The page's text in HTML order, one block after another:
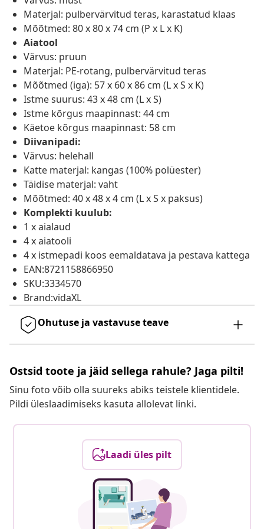
Materjal: pulbervärvitud teras, karastatud klaas
Mõõtmed: 80 x 80 x 74 cm (P x L x K)
Aiatool
Värvus: pruun
Materjal: PE-rotang, pulbervärvitud teras
Mõõtmed (iga): 57 x 60 x 86 cm (L x S x K)
Istme suurus: 43 x 48 cm (L x S)
Istme kõrgus maapinnast: 44 cm
Käetoe kõrgus maapinnast: 58 cm
Diivanipadi:
Värvus: helehall
Katte materjal: kangas (100% polüester)
Täidise materjal: vaht
Mõõtmed: 40 x 48 x 4 cm (L x S x paksus)
Komplekti kuulub:
1 x aialaud
4 x aiatooli
4 x istmepadi koos eemaldatava ja pestava kattega
EAN:8721158866950
SKU:3334570
Brand:vidaXL
Ohutuse ja vastavuse teave
Ostsid toote ja jäid sellega rahule? Jaga pilti!
Sinu foto võib olla suureks abiks teistele klientidele.
Pildi üleslaadimiseks kasuta allolevat linki.
Laadi üles pilt